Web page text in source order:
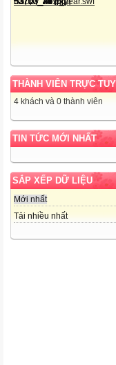
THÀNH VIÊN TRỰC
4 khách và 0 thành viên
TIN TỨC MỚI NHẤT
SẮP XẾP DỮ LIỆU
Mới nhất
Tải nhiều nhất